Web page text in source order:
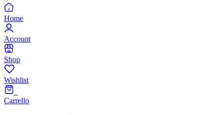
Home
Account
Shop
Wishlist
Carrello